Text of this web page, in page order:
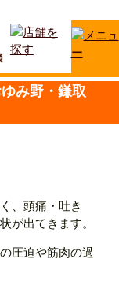
み野・鎌取
、頭痛・吐き
が出てきます。
圧迫や筋肉の過